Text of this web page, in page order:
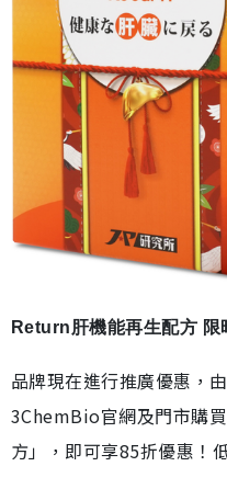
Return肝機能再生配方 限
品牌現在進行推廣優惠，
3ChemBio官網及門市購
方」，即可享85折優惠！